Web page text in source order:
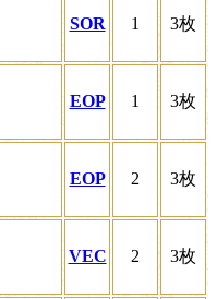
SOR 1 3枚
EOP 1 3枚
EOP 2 3枚
VEC 2 3枚